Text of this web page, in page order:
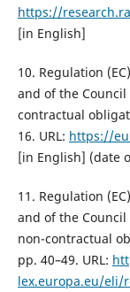
https://
[in English]
10. Regulation
and of the
contractual
16. URL: https://
[in English] (date
11. Regulation
and of the
non-contractual
pp. 40–49. URL:
lex.europa.eu/eli/